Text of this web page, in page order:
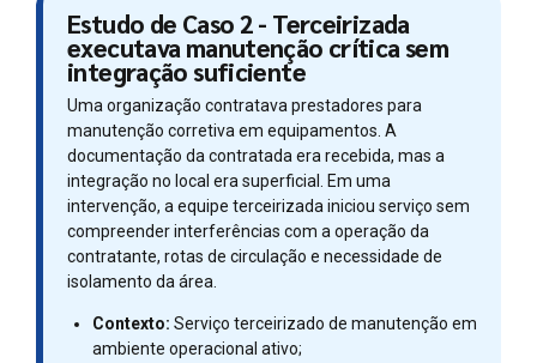
Estudo de Caso 2 - Terceirizada
executava manutenção crítica sem
integração suficiente
Uma organização contratava prestadores para
manutenção corretiva em equipamentos. A
documentação da contratada era recebida, mas a
integração no local era superficial. Em uma
intervenção, a equipe terceirizada iniciou serviço sem
compreender interferências com a operação da
contratante, rotas de circulação e necessidade de
isolamento da área.
Contexto: Serviço terceirizado de manutenção em
ambiente operacional ativo;